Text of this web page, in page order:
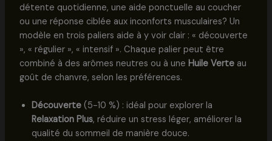
détente quotidienne, une aide ponctuelle au coucher
ou une réponse ciblée aux inconforts musculaires? Un
modèle en trois paliers aide à y voir clair : « découverte
», « régulier », « intensif ». Chaque palier peut être
combiné à des arômes neutres ou à une Huile Verteau
goût de chanvre, selon les préférences.
Découverte(5-10 %) : idéal pour explorer la
Relaxation Plus, réduire un stress léger, améliorer la
qualité du sommeil de manière douce.